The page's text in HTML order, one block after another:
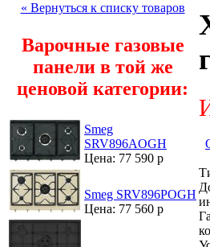
« Вернуться к списку товаров
Варочные газовые
панели в той же
ценовой категории:
Smeg
SRV896AOGH
Цена: 77 590 р
Smeg SRV896POGH
Цена: 77 560 р